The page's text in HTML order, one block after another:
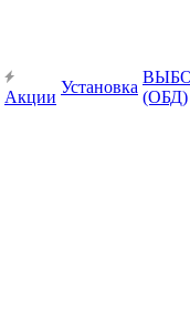
Акции
Установка
(ОБД)